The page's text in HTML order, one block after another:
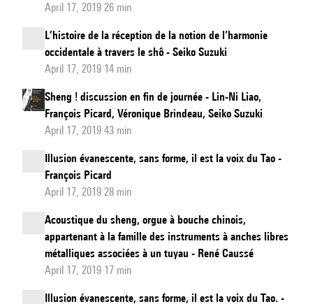
April 17, 2019 26 min
L’histoire de la réception de la notion de l’harmonie
occidentale à travers le shô - Seiko Suzuki
April 17, 2019 14 min
Sheng ! discussion en fin de journée - Lin-Ni Liao,
François Picard, Véronique Brindeau, Seiko Suzuki
April 17, 2019 43 min
Illusion évanescente, sans forme, il est la voix du Tao -
François Picard
April 17, 2019 28 min
Acoustique du sheng, orgue à bouche chinois,
appartenant à la famille des instruments à anches libres
métalliques associées à un tuyau - René Caussé
April 17, 2019 17 min
Illusion évanescente, sans forme, il est la voix du Tao. -